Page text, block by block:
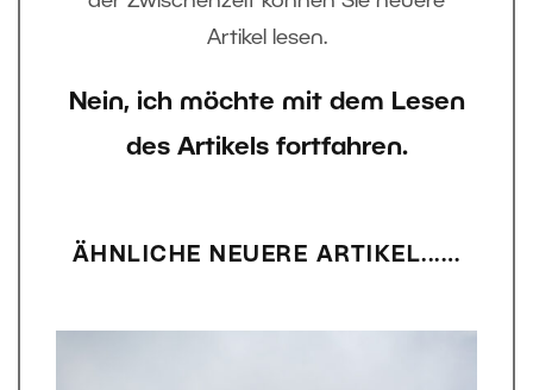
Artikel lesen.
Nein, ich möchte mit dem Lesen
des Artikels fortfahren.
ÄHNLICHE NEUERE ARTIKEL...…